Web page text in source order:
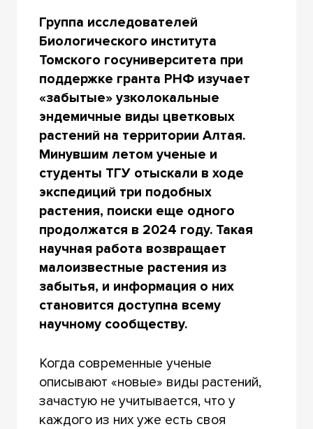
Группа исследователей
Биологического института
Томского госуниверситета при
поддержке гранта РНФ изучает
«забытые» узколокальные
эндемичные виды цветковых
растений на территории Алтая.
Минувшим летом ученые и
студенты ТГУ отыскали в ходе
экспедиций три подобных
растения, поиски еще одного
продолжатся в 2024 году. Такая
научная работа возвращает
малоизвестные растения из
забытья, и информация о них
становится доступна всему
научному сообществу.
Когда современные ученые
описывают «новые» виды растений,
зачастую не учитывается, что у
каждого из них уже есть своя